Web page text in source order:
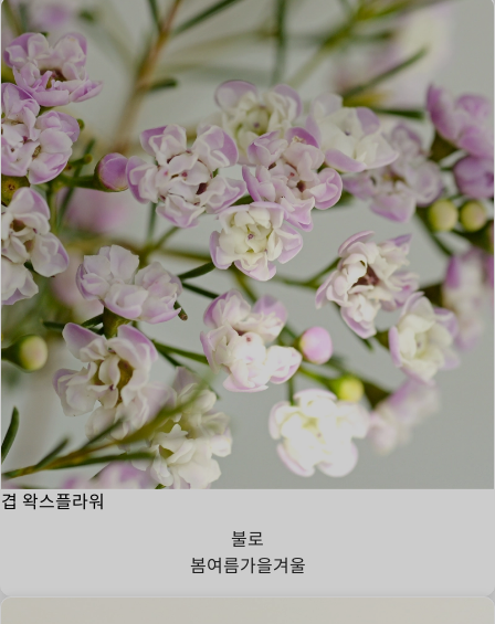
겹 왁스플라워
불로
봄여름가을겨울